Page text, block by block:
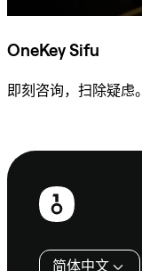
OneKey Sifu
即刻咨询，扫除疑虑。
页
简体中文